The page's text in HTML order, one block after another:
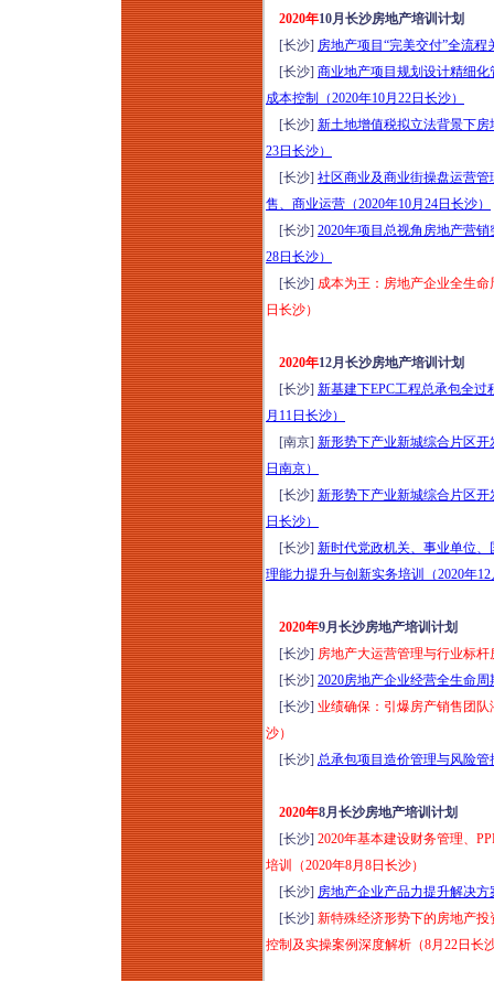
2020年10月长沙房地产培训计划
[长沙] 房地产项目“完美交付”全流
[长沙] 商业地产项目规划设计精细
成本控制（2020年10月22日长沙）
[长沙] 新土地增值税拟立法背景下
23日长沙）
[长沙] 社区商业及商业街操盘运营
售、商业运营（2020年10月24日长沙）
[长沙] 2020年项目总视角房地产营
28日长沙）
[长沙] 成本为王：房地产企业全生
日长沙）
2020年12月长沙房地产培训计划
[长沙] 新基建下EPC工程总承包全
月11日长沙）
[南京] 新形势下产业新城综合片区开
日南京）
[长沙] 新形势下产业新城综合片区开
日长沙）
[长沙] 新时代党政机关、事业单位
理能力提升与创新实务培训（2020年
2020年9月长沙房地产培训计划
[长沙] 房地产大运营管理与行业标
[长沙] 2020房地产企业经营全生命
[长沙] 业绩确保：引爆房产销售团队
沙）
[长沙] 总承包项目造价管理与风险管
2020年8月长沙房地产培训计划
[长沙] 2020年基本建设财务管理、
培训（2020年8月8日长沙）
[长沙] 房地产企业产品力提升解决
[长沙] 新特殊经济形势下的房地产
控制及实操案例深度解析（8月22日长